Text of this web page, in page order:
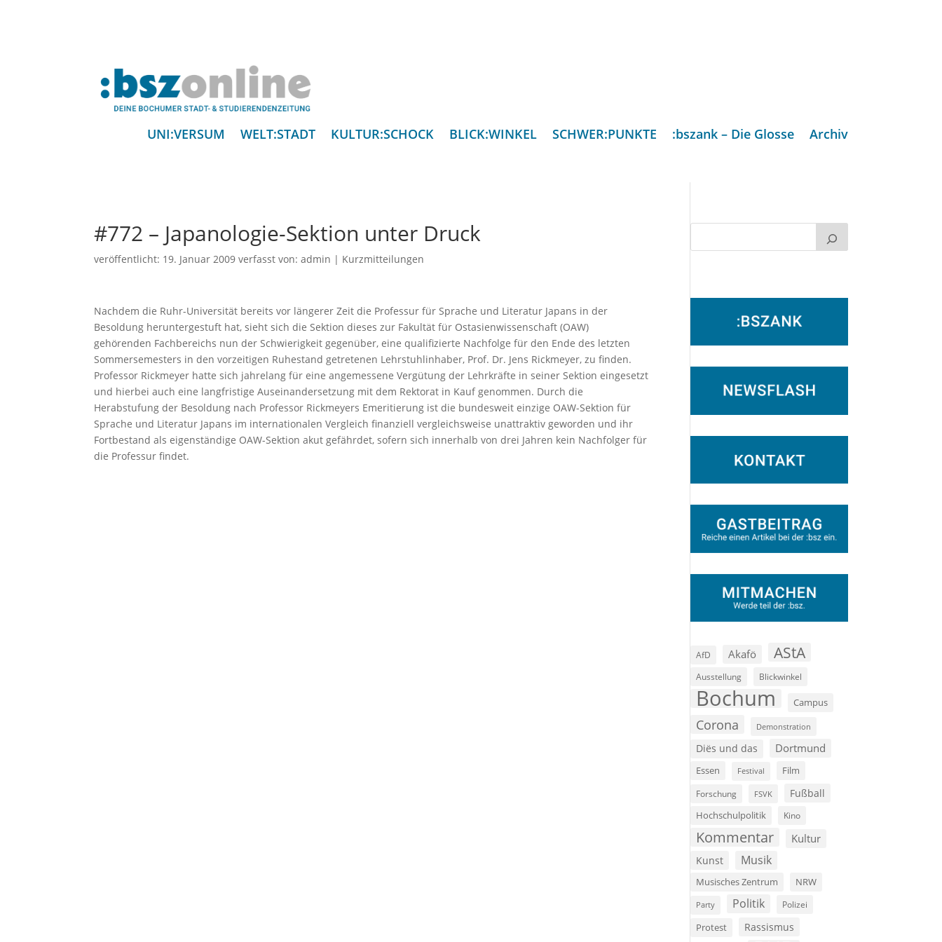
UNI:VERSUM WELT:STADT KULTUR:SCHOCK BLICK:WINKEL SCHWER:PUNKTE :bszank – Die Glosse Archiv
#772 – Japanologie-Sektion unter Druck
veröffentlicht: 19. Januar 2009 verfasst von:admin | Kurzmitteilungen
Nachdem die Ruhr-Universität bereits vor längerer Zeit die Professur für Sprache und Literatur Japans in der
Besoldung heruntergestuft hat, sieht sich die Sektion dieses zur Fakultät für Ostasienwissenschaft (OAW)
gehörenden Fachbereichs nun der Schwierigkeit gegenüber, eine qualifizierte Nachfolge für den Ende des letzten
Sommersemesters in den vorzeitigen Ruhestand getretenen Lehrstuhlinhaber, Prof. Dr. Jens Rickmeyer, zu finden.
Professor Rickmeyer hatte sich jahrelang für eine angemessene Vergütung der Lehrkräfte in seiner Sektion eingesetzt
und hierbei auch eine langfristige Auseinandersetzung mit dem Rektorat in Kauf genommen. Durch die
Herabstufung der Besoldung nach Professor Rickmeyers Emeritierung ist die bundesweit einzige OAW-Sektion für
Sprache und Literatur Japans im internationalen Vergleich finanziell vergleichsweise unattraktiv geworden und ihr
Fortbestand als eigenständige OAW-Sektion akut gefährdet, sofern sich innerhalb von drei Jahren kein Nachfolger für
die Professur findet.
AfD Akafö AStA
Ausstellung Blickwinkel
Bochum Campus
Corona Demonstration
Diës und das Dortmund
Essen Festival Film
Forschung FSVK Fußball
Hochschulpolitik Kino
Kommentar Kultur
Kunst Musik
Musisches Zentrum NRW
Party Politik Polizei
Protest Rassismus